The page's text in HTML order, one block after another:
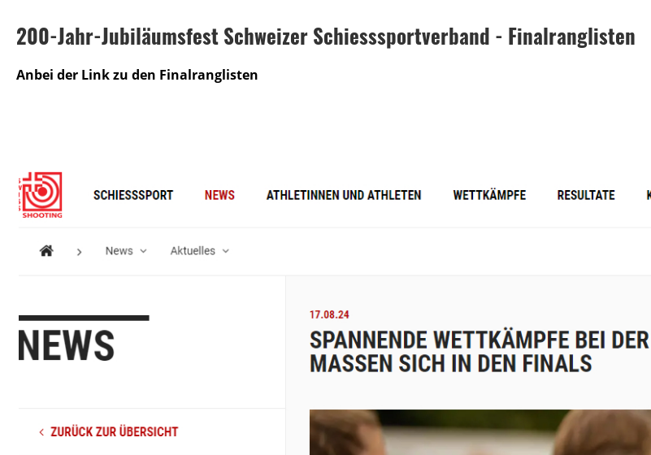
200-Jahr-Jubiläumsfest Schweizer Schiesssportverband - Finalranglisten
Anbei der Link zu den Finalranglisten